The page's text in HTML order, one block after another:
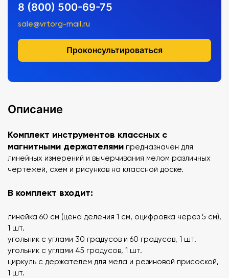
8 (800) 500-69-75
sale@vrtorg-mail.ru
Проконсультироваться
Описание
Комплект инструментов классных с
магнитными держателями предназначен для
линейных измерений и вычерчивания мелом различных
чертежей, схем и рисунков на классной доске.
В комплект входит:
линейка 60 см (цена деления 1 см, оцифровка через 5 см),
1 шт.
угольник с углами 30 градусов и 60 градусов, 1 шт.
угольник с углами 45 градусов, 1 шт.
циркуль с держателем для мела и резиновой присоской,
1 шт.